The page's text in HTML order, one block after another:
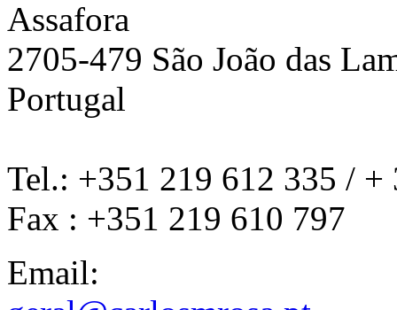
Assafora
2705-479 São João das
Portugal
Tel.: +351 219 612 335 / +
Fax : +351 219 610 797
Email: